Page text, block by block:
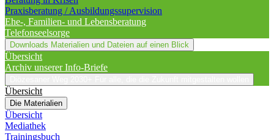
Praxisberatung / Ausbildungssupervision
Ehe-, Familien- und Lebensberatung
Telefonseelsorge
Downloads Materialien und Dateien auf einen Blick
Übersicht
Archiv unserer Info-Briefe
Übersicht
Die Materialien
Übersicht
Mediathek
Trainingsbuch